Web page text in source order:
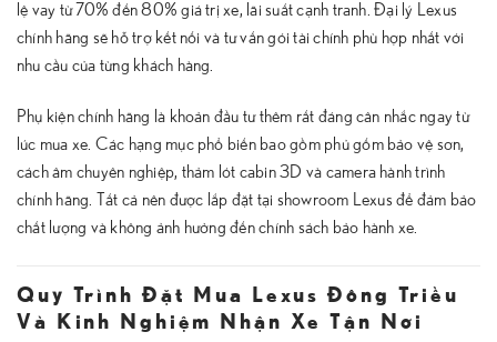
lệ vay từ 70% đến 80% giá trị xe, lãi suất cạnh tranh. Đại lý Lexus
chính hãng sẽ hỗ trợ kết nối và tư vấn gói tài chính phù hợp nhất với
nhu cầu của từng khách hàng.
Phụ kiện chính hãng là khoản đầu tư thêm rất đáng cân nhắc ngay từ
lúc mua xe. Các hạng mục phổ biến bao gồm phủ gốm bảo vệ sơn,
cách âm chuyên nghiệp, thảm lót cabin 3D và camera hành trình
chính hãng. Tất cả nên được lắp đặt tại showroom Lexus để đảm bảo
chất lượng và không ảnh hưởng đến chính sách bảo hành xe.
Quy Trình Đặt Mua Lexus Đông Triều
Và Kinh Nghiệm Nhận Xe Tận Nơi